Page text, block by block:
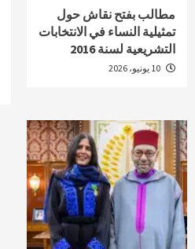
مطالب بفتح نقاش حول
تمثيلية النساء في الانتخابات
التشريعية لسنة 2016